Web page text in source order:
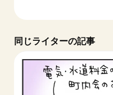
同じライターの記事